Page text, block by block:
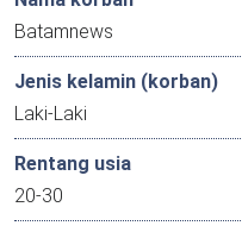
Batamnews
Jenis kelamin (korban)
Laki-Laki
Rentang usia
20-30